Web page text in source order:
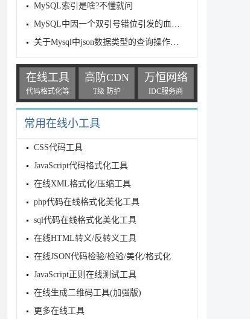
MySQL索引是啥?不懂就问
MySQL中因一个双引号错位引发的血案详析
关于Mysql中json数据类型的查询操作指南
在线工具
代码格式化等
高防CDN
T级 防护
万恒网络
IDC服务商
常用在线小工具
CSS代码工具
JavaScript代码格式化工具
在线XML格式化/压缩工具
php代码在线格式化美化工具
sql代码在线格式化美化工具
在线HTML转义/反转义工具
在线JSON代码检验/检验/美化/格式化
JavaScript正则在线测试工具
在线生成二维码工具(加强版)
更多在线工具